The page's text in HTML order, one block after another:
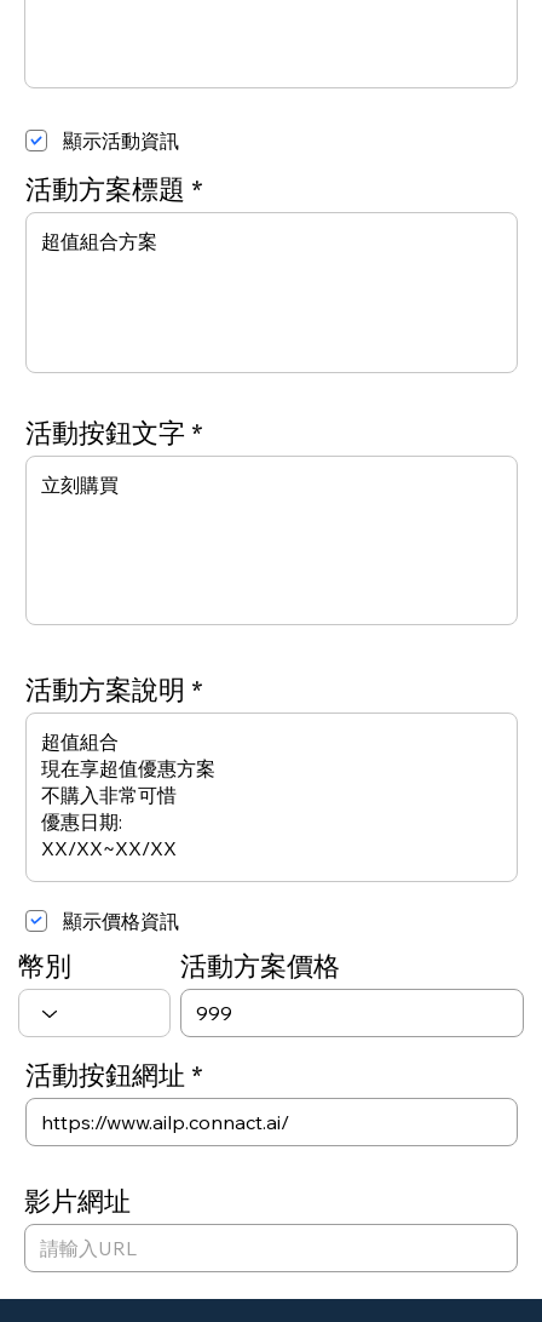
顯示活動資訊
​活動方案標題
​活動按鈕文字
​活動方案說明
顯示價格資訊
​活動方案價格
幣別
​活動按鈕網址
影片網址